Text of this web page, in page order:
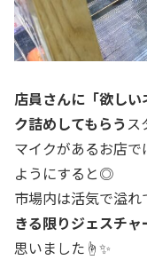
店員さんに「欲し
ク詰めしてもらうス
マイクがあるお店
ようにすると◎
市場内は活気で溢れ
きる限りジェスチ
思いました☝✨